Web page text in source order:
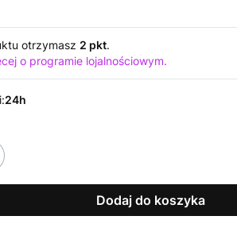
otrzymasz 2 pkt.
o programie lojalnościowym.
24h
Dodaj do koszyka